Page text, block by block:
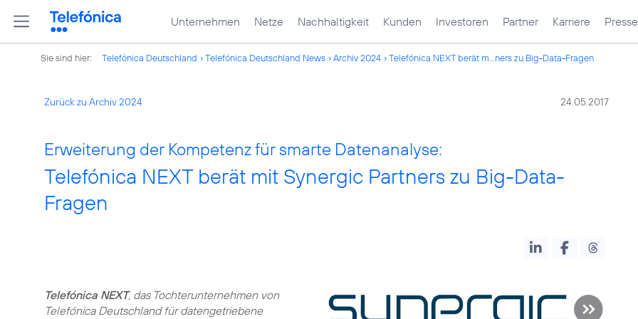
Unternehmen Netze Nachhaltigkeit Kunden Investoren Partner Karriere Presse
Sie sind hier: Telefónica Deutschland Telefónica Deutschland News Archiv 2024 Telefónica NEXT berät m...ners zu Big-Data-Fragen
Zurück zu Archiv 2024 24.05.2017
Erweiterung der Kompetenz für smarte Datenanalyse:
Telefónica NEXT berät mit Synergic Partners zu Big-Data-
Fragen
Telefónica NEXT, das Tochterunternehmen von
Telefónica Deutschland für datengetriebene